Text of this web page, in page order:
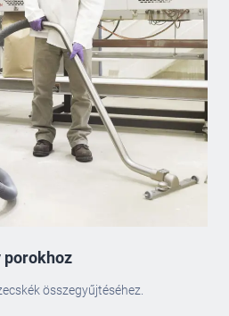
porokhoz
összegyűjtéséhez.